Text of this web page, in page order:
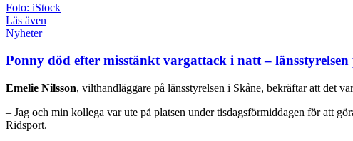
Foto: iStock
Läs även
Nyheter
Ponny död efter misstänkt vargattack i natt – länsstyrelsen
Emelie Nilsson, vilthandläggare på länsstyrelsen i Skåne, bekräftar att det
– Jag och min kollega var ute på platsen under tisdagsförmiddagen för att
Ridsport.